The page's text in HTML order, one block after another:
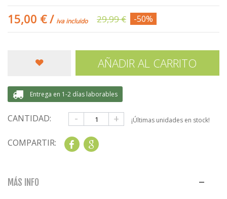
15,00 €/ iva incluido 29,99 € -50%
AÑADIR AL CARRITO
Entrega en 1-2 días laborables
CANTIDAD: - + ¡Últimas unidades en stock!
COMPARTIR: Share
MÁS INFO